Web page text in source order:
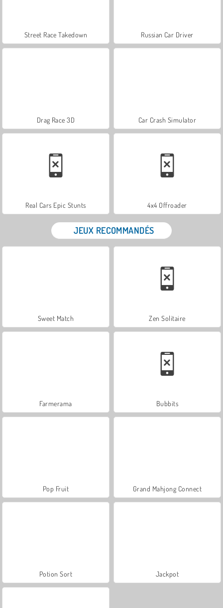
Street Race Takedown Russian Car Driver
Drag Race 3D Car Crash Simulator
Real Cars Epic Stunts 4x4 Offroader
JEUX RECOMMANDÉS
Sweet Match Zen Solitaire
Farmerama Bubbits
Pop Fruit Grand Mahjong Connect
Potion Sort Jackpot